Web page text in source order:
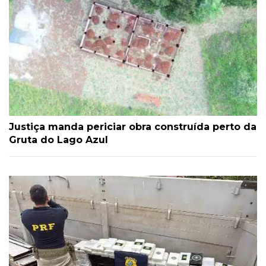
Justiça manda periciar obra construída perto da
Gruta do Lago Azul